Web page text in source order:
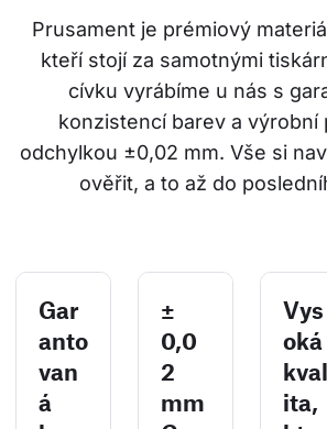
Prusament je prémiový
kteří stojí za samotnými
cívku vyrábíme u nás s
konzistencí barev a výrobní
odchylkou ±0,02 mm. Vše si
ověřit, a to až do
Gar
anto
van
á
±
0,0
2
mm
Vys
oká
kval
ita,